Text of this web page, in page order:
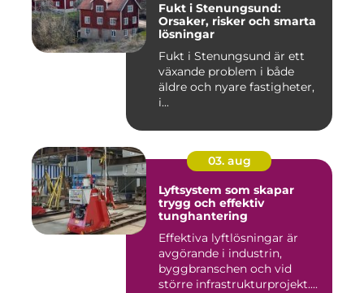
Fukt i Stenungsund:
Orsaker, risker och smarta
lösningar
Fukt i Stenungsund är ett
växande problem i både
äldre och nyare fastigheter,
i...
03. aug
Lyftsystem som skapar
trygg och effektiv
tunghantering
Effektiva lyftlösningar är
avgörande i industrin,
byggbranschen och vid
större infrastrukturprojekt....